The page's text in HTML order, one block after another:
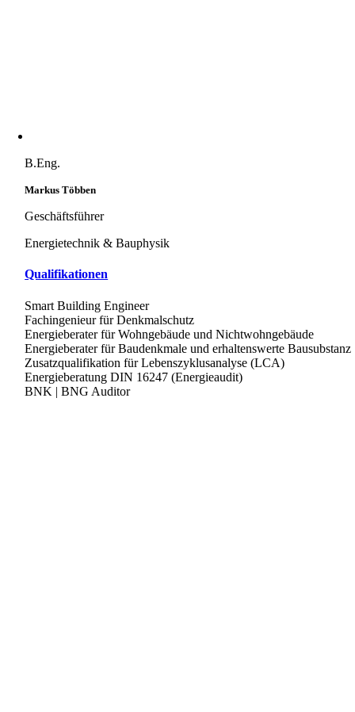
B.Eng.
Markus Többen
Geschäftsführer
Energietechnik & Bauphysik
Qualifikationen
Smart Building Engineer
Fachingenieur für Denkmalschutz
Energieberater für Wohngebäude und Nichtwohngebäude
Energieberater für Baudenkmale und erhaltenswerte Bausubstanz
Zusatzqualifikation für Lebenszyklusanalyse (LCA)
Energieberatung DIN 16247 (Energieaudit)
BNK | BNG Auditor